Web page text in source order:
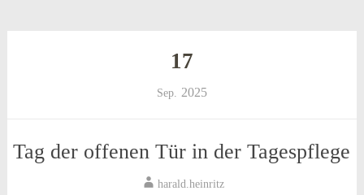
17
Sep. 2025
Tag der offenen Tür in der Tagespflege
harald.heinritz